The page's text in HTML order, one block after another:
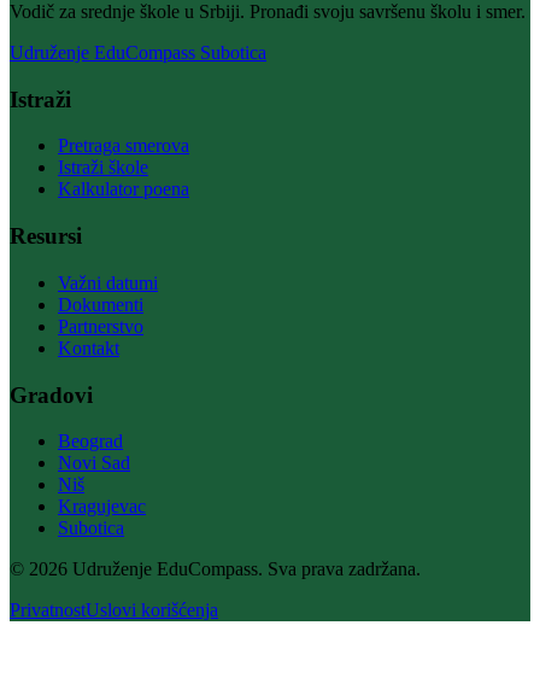
Vodič za srednje škole u Srbiji. Pronađi svoju savršenu školu i smer.
Udruženje EduCompass Subotica
Istraži
Pretraga smerova
Istraži škole
Kalkulator poena
Resursi
Važni datumi
Dokumenti
Partnerstvo
Kontakt
Gradovi
Beograd
Novi Sad
Niš
Kragujevac
Subotica
© 2026 Udruženje EduCompass. Sva prava zadržana.
PrivatnostUslovi korišćenja